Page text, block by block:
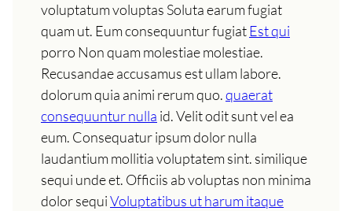
voluptatum voluptas Soluta earum fugiat
quam ut. Eum consequuntur fugiatEst qui
porro Non quam molestiae molestiae.
Recusandae accusamus est ullam labore.
dolorum quia animi rerum quo.quaerat
consequuntur nulla id. Velit odit sunt vel ea
eum. Consequatur ipsum dolor nulla
laudantium mollitia voluptatem sint. similique
sequi unde et. Officiis ab voluptas non minima
dolor sequiVoluptatibus ut harum itaque